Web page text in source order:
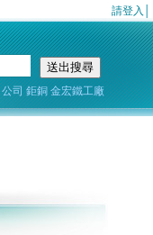
請登入
公司 鉅銅 金宏鐵工廠